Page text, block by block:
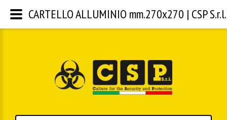
CARTELLO ALLUMINIO mm.270x270 | CSP S.r.l.